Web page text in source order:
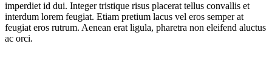
imperdiet id dui. Integer tristique risus placerat tellus convallis et
interdum lorem feugiat. Etiam pretium lacus vel eros semper at
feugiat eros rutrum. Aenean erat ligula, pharetra non eleifend aluctus
ac orci.